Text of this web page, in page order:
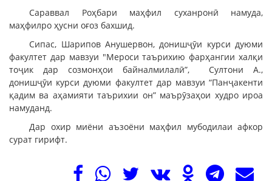
Сараввал Роҳбари маҳфил суханронӣ намуда,
маҳфилро ҳусни оғоз бахшид.
Сипас, Шарипов Анушервон, донишҷӯи курси дуюми
факултет дар мавзуи "Мероси таърихию фарҳангии халқи
тоҷик дар созмонҳои байналмилалӣ”, Султони А.,
донишҷӯи курси дуюми факултет дар мавзуи “Панҷакенти
қадим ва аҳамияти таърихии он” маърӯзаҳои худро ироа
намуданд.
Дар охир миёни аъзоёни маҳфил мубодилаи афкор
сурат гирифт.